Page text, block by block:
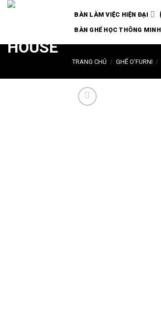
Chuyển
dung
BÀN LÀM VIỆC HIỆN ĐẠI
BÀN GHẾ HỌC THÔNG MINH
TRANG CHỦ / GHẾ O'FURNI /